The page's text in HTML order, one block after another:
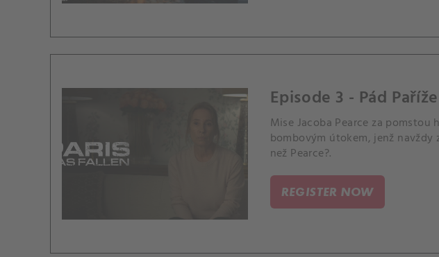
Episode 3 - Pád Paříže
Mise Jacoba Pearce za
bombovým útokem, jenž
než Pearce?.
REGISTER NOW